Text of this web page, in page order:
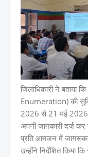
जिलाधिकारी ने बताया
Enumeration) की
2026 से 21 मई 2026
अपनी जानकारी दर्ज
प्रति आमजन में
उन्होंने निर्देशित किया